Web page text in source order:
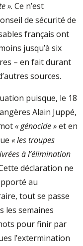
». Ce n’est
de sécurité de
français ont
jusqu’à six
– en fait durant
sources.
puisque, le 18
Alain Juppé,
« génocide »et en
« les troupes
à l’élimination
déclaration ne
au
tout se passe
les semaines
pour finir par
l’extermination